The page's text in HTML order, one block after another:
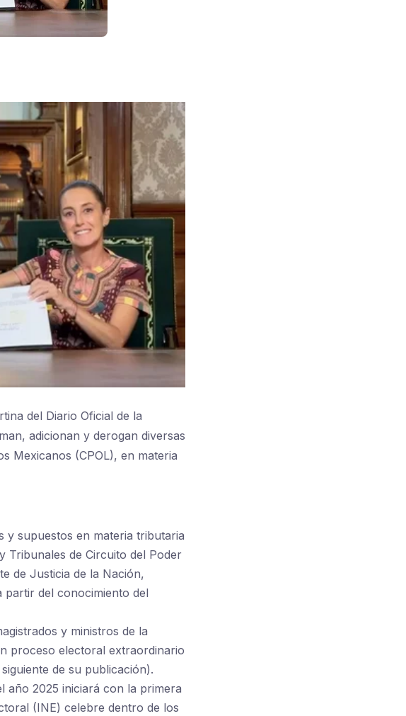
del Diario Oficial de la
adicionan y derogan diversas
Mexicanos (CPOL), en materia
y supuestos en materia tributaria
Tribunales de Circuito del Poder
de Justicia de la Nación,
partir del conocimiento del
y ministros de la
proceso electoral extraordinario
de su publicación).
año 2025 iniciará con la primera
(INE) celebre dentro de los